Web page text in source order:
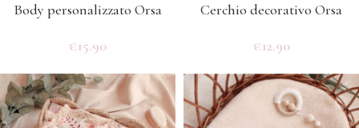
Body personalizzato Orsa
€15.90
Cerchio decorativo Orsa
€12.90